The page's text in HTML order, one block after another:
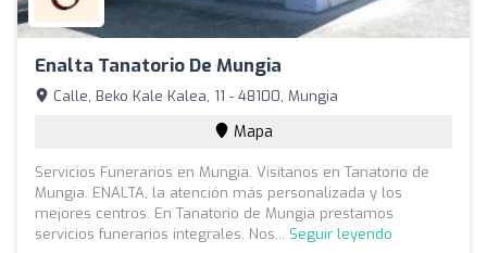
Enalta Tanatorio De Mungia
Calle, Beko Kale Kalea, 11 - 48100, Mungia
Mapa
Servicios Funerarios en Mungia. Visítanos en Tanatorio de
Mungia. ENALTA, la atención más personalizada y los
mejores centros. En Tanatorio de Mungia prestamos
servicios funerarios integrales. Nos... Seguir leyendo